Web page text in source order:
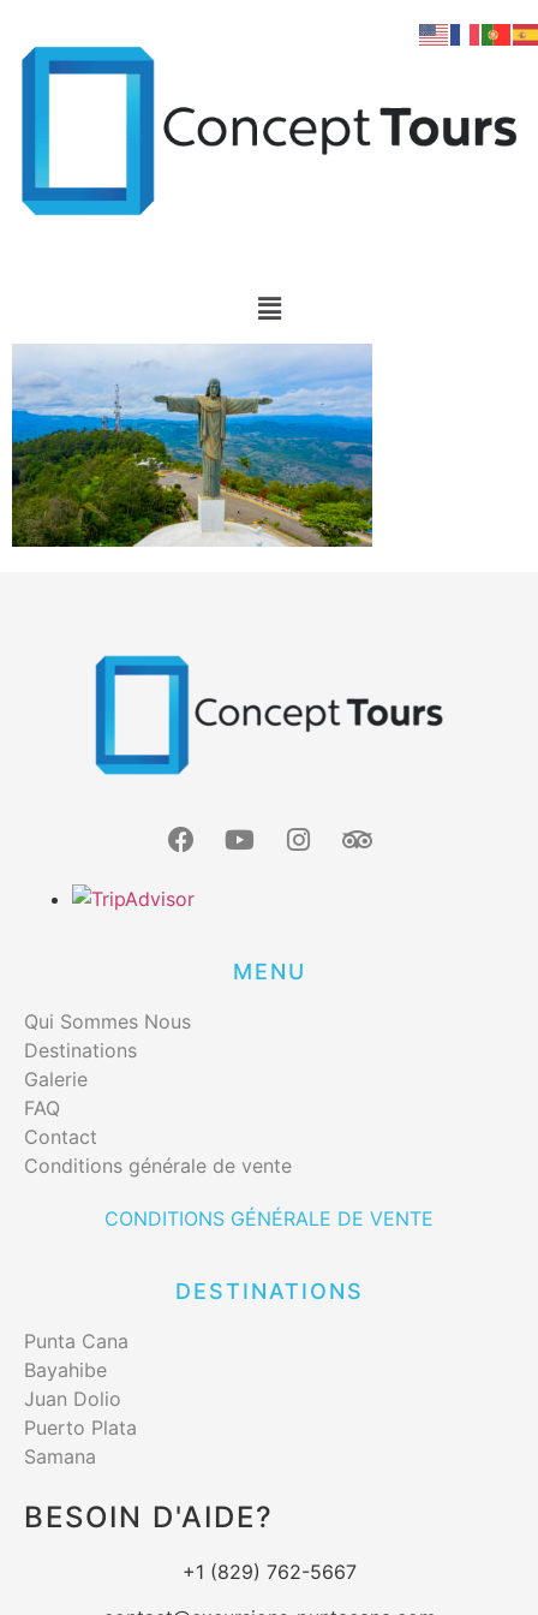
MENU
Qui Sommes Nous
Destinations
Galerie
FAQ
Contact
Conditions générale de vente
CONDITIONS GÉNÉRALE DE VENTE
DESTINATIONS
Punta Cana
Bayahibe
Juan Dolio
Puerto Plata
Samana
BESOIN D'AIDE?
+1 (829) 762-5667